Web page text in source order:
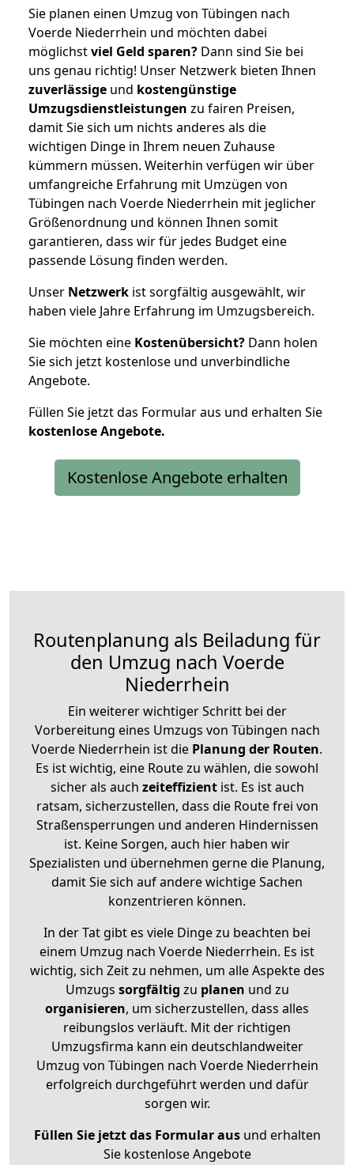
Sie planen einen Umzug von Tübingen nach
Voerde Niederrhein und möchten dabei
möglichstviel Geld sparen? Dann sind Sie bei
uns genau richtig! Unser Netzwerk bieten Ihnen
zuverlässige und kostengünstige
Umzugsdienstleistungen zu fairen Preisen,
damit Sie sich um nichts anderes als die
wichtigen Dinge in Ihrem neuen Zuhause
kümmern müssen. Weiterhin verfügen wir über
umfangreiche Erfahrung mit Umzügen von
Tübingen nach Voerde Niederrhein mit jeglicher
Größenordnung und können Ihnen somit
garantieren, dass wir für jedes Budget eine
passende Lösung finden werden.
Unser Netzwerk ist sorgfältig ausgewählt, wir
haben viele Jahre Erfahrung im Umzugsbereich.
Sie möchten eine Kostenübersicht? Dann holen
Sie sich jetzt kostenlose und unverbindliche
Angebote.
Füllen Sie jetzt das Formular aus und erhalten Sie
kostenloseAngebote.
Kostenlose Angebote erhalten
Routenplanung als Beiladung für
den Umzug nach Voerde
Niederrhein
Ein weiterer wichtiger Schritt bei der
Vorbereitung eines Umzugs von Tübingen nach
Voerde Niederrhein ist die Planung der Routen.
Es ist wichtig, eine Route zu wählen, die sowohl
sicher als auch zeiteffizientist. Es ist auch
ratsam, sicherzustellen, dass die Route frei von
Straßensperrungen und anderen Hindernissen
ist. Keine Sorgen, auch hier haben wir
Spezialisten und übernehmen gerne die Planung,
damit Sie sich auf andere wichtige Sachen
konzentrieren können.
In der Tat gibt es viele Dinge zu beachten bei
einem Umzug nach Voerde Niederrhein. Es ist
wichtig, sich Zeit zu nehmen, um alle Aspekte des
Umzugs sorgfältig zu planen und zu
organisieren, um sicherzustellen, dass alles
reibungslos verläuft. Mit der richtigen
Umzugsfirma kann ein deutschlandweiter
Umzug von Tübingen nach Voerde Niederrhein
erfolgreich durchgeführt werden und dafür
sorgen wir.
Füllen Sie jetzt das Formular ausund erhalten
Sie kostenlose Angebote